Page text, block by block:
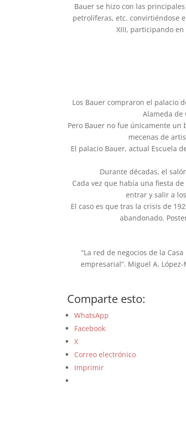
Bauer se hizo con las
petrolíferas, etc. convirtiéndose
XIII, participando
Los Bauer compraron el palacio
Alameda de
Pero Bauer no fue únicamente
mecenas de
El palacio Bauer, actual Escuela
Durante décadas, el
Cada vez que había una fiesta
entrar y salir a
El caso es que tras la crisis de
abandonado.
“La red de negocios de la
empresarial”. Miguel A.
Comparte esto:
WhatsApp
Facebook
X
Correo electrónico
Imprimir